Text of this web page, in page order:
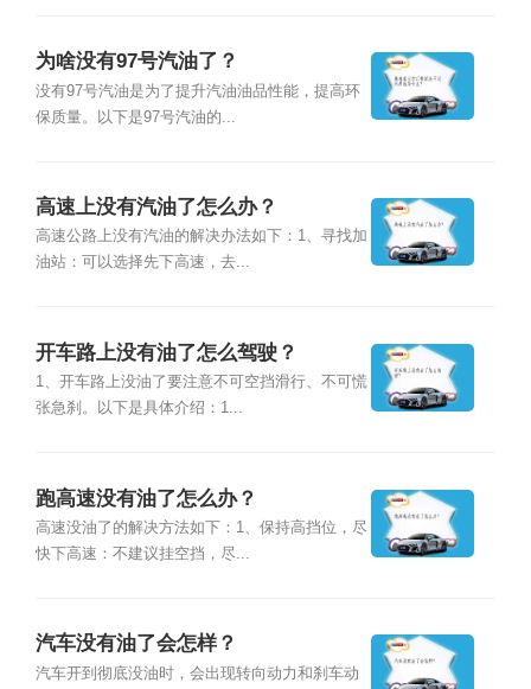
为啥没有97号汽油了？
没有97号汽油是为了提升汽油油品性能，提高环
保质量。以下是97号汽油的...
高速上没有汽油了怎么办？
高速公路上没有汽油的解决办法如下：1、寻找加
油站：可以选择先下高速，去...
开车路上没有油了怎么驾驶？
1、开车路上没油了要注意不可空挡滑行、不可慌
张急刹。以下是具体介绍：1...
跑高速没有油了怎么办？
高速没油了的解决方法如下：1、保持高挡位，尽
快下高速：不建议挂空挡，尽...
汽车没有油了会怎样？
汽车开到彻底没油时，会出现转向动力和刹车动